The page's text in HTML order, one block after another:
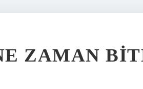
ZAMAN